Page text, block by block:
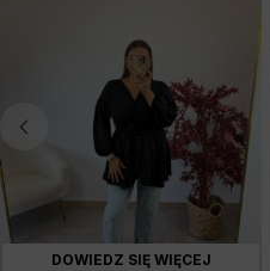
DOWIEDZ SIĘ WIĘCEJ